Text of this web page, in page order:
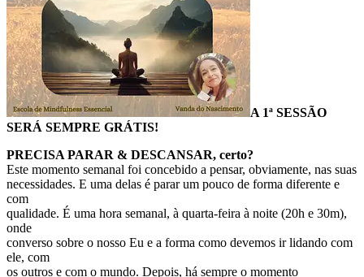
A 1ª SESSÃO
SERÁ SEMPRE GRÁTIS!
PRECISA PARAR & DESCANSAR, certo?
Este momento semanal foi concebido a pensar, obviamente, nas suas
necessidades. E uma delas é parar um pouco de forma diferente e
com
qualidade. É uma hora semanal, à quarta-feira à noite (20h e 30m),
onde
converso sobre o nosso Eu e a forma como devemos ir lidando com
ele, com
os outros e com o mundo. Depois, há sempre o momento